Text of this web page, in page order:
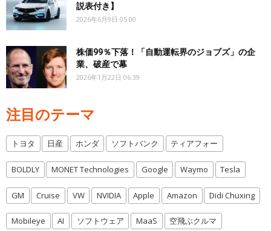
説表付き】
2026年6月9日 05:00
株価99％下落！「自動運転界のジョブズ」の企
業、破産で幕
2026年1月22日 06:39
注目のテーマ
トヨタ 日産 ホンダ ソフトバンク ティアフォー
BOLDLY MONET Technologies Google Waymo Tesla
GM Cruise VW NVIDIA Apple Amazon Didi Chuxing
Mobileye AI ソフトウェア MaaS 空飛ぶクルマ